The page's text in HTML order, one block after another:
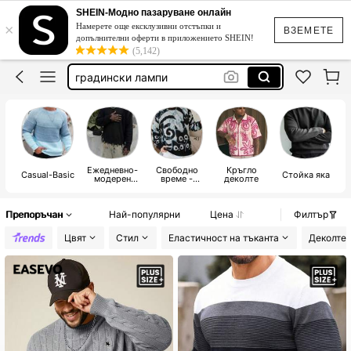
ВЗЕМЕТЕ
×
SHEIN-Модно пазаруване онлайн
Намерете още ексклузивни отстъпки и
допълнителни оферти в приложението SHEIN!
(5,142)
мъжки половер
pullover herren große größe
панда неща
градински лампи
мъжки половер
Casual-Basic Ежедневно-
модерен
Свободно
време -
Кръгло
деколте Стойка яка
Препоръчан Най-популярни Цена
Филтър
Цвят
Стил Еластичност на тъканта Деколте